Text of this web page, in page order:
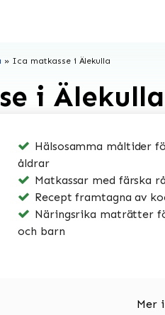
» Ica matkasse i Älekulla
i Älekulla
Hälsosamma måltider
åldrar
Matkassar med färska
Recept framtagna av
Näringsrika maträtter
och barn
Mer